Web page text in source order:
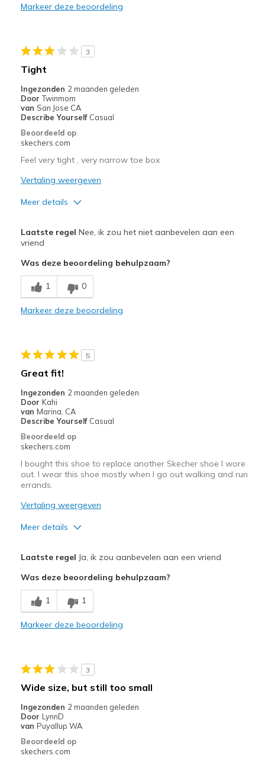
Casual Wear
Sizing
Feels true to size
Markeer deze beoordeling
3
Tight
Ingezonden 2 maanden geleden
Door Twinmom
van San Jose CA
Describe Yourself Casual
Beoordeeld op
skechers.com
Feel very tight , very narrow toe box
Vertaling weergeven
Meer details
Attractive Design
Stylish
Minpunten
Need Break In
Beste toepassingen
Casual Wear
Travel
Width
Feels too narrow
Sizing
View On Shoes
Laatste regel Nee, ik zou het niet aanbevelen aan een
vriend
Was deze beoordeling behulpzaam?
1 0
Markeer deze beoordeling
5
Great fit!
Ingezonden 2 maanden geleden
Door Kahi
van Marina, CA
Describe Yourself Casual
Beoordeeld op
skechers.com
I bought this shoe to replace another Skecher shoe I wore
out. I wear this shoe mostly when I go out walking and run
errands.
Vertaling weergeven
Meer details
Breathe Well
Comfortable
Beste toepassingen
Travel
Width
Laatste regel Ja, ik zou aanbevelen aan een vriend
Was deze beoordeling behulpzaam?
1 1
Markeer deze beoordeling
3
Wide size, but still too small
Ingezonden 2 maanden geleden
Door LynnD
van Puyallup WA
Beoordeeld op
skechers.com